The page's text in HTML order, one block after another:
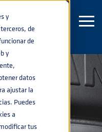
y
de
de
y
datos
ajustar la
Puedes
a
tus